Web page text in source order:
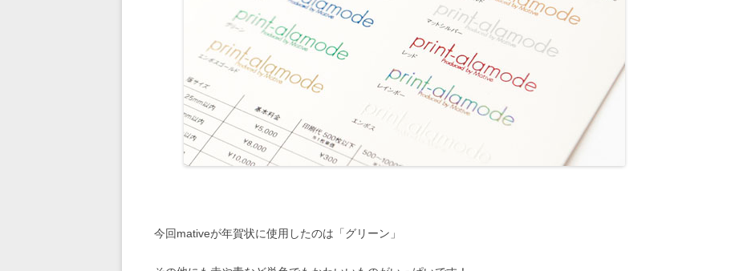
今回mativeが年賀状に使用したのは「グリーン」